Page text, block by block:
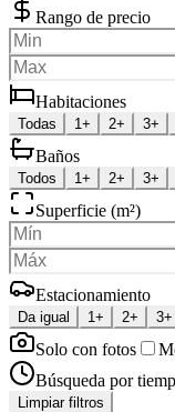
Rango de precio
Habitaciones
Todas 1+ 2+ 3+
Baños
Todos 1+ 2+ 3+
Superficie (m²)
Estacionamiento
Da igual 1+ 2+ 3+
Solo con fotos
Búsqueda por
Limpiar filtros